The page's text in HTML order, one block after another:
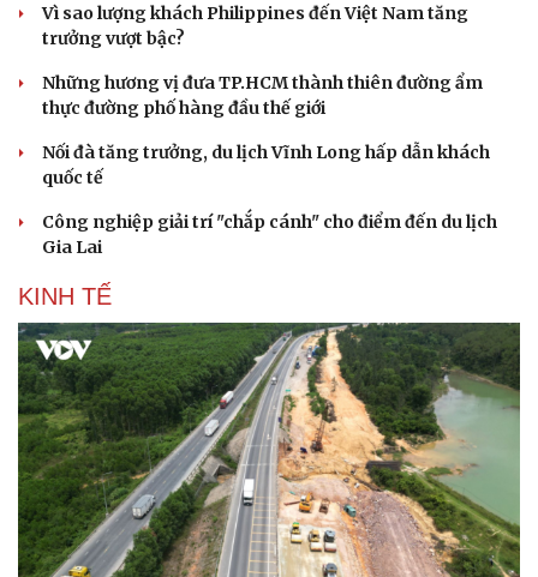
Vì sao lượng khách Philippines đến Việt Nam tăng
trưởng vượt bậc?
Những hương vị đưa TP.HCM thành thiên đường ẩm
thực đường phố hàng đầu thế giới
Nối đà tăng trưởng, du lịch Vĩnh Long hấp dẫn khách
quốc tế
Công nghiệp giải trí "chắp cánh" cho điểm đến du lịch
Gia Lai
KINH TẾ